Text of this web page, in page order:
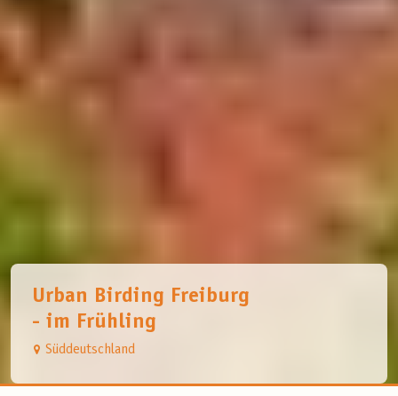
Urban Birding Freiburg
- im Frühling
Süddeutschland